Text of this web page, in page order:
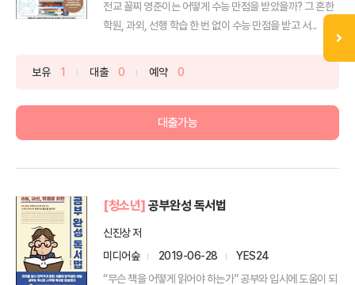
전교 꼴찌 영준이는 어떻게 수능 만점을 받았을까? 그 흔한
학원, 과외, 선행 학습 한 번 없이 수능 만점을 받고 서...
보유 1 대출 0 예약 0
대출가능
[청소년] 공부완성 독서법
신진상 저
미디어숲
2019-06-28
YES24
“무슨 책을 어떻게 읽어야 하는가” 공부와 입시에 도움이 되